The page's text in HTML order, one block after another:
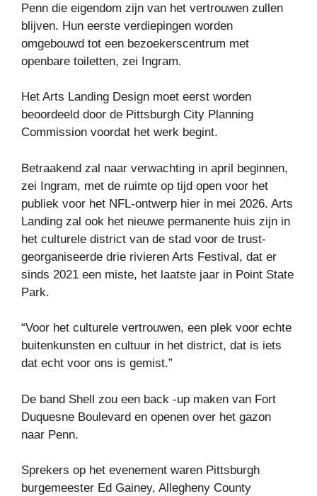
Penn die eigendom zijn van het vertrouwen zullen
blijven. Hun eerste verdiepingen worden
omgebouwd tot een bezoekerscentrum met
openbare toiletten, zei Ingram.
Het Arts Landing Design moet eerst worden
beoordeeld door de Pittsburgh City Planning
Commission voordat het werk begint.
Betraakend zal naar verwachting in april beginnen,
zei Ingram, met de ruimte op tijd open voor het
publiek voor het NFL-ontwerp hier in mei 2026. Arts
Landing zal ook het nieuwe permanente huis zijn in
het culturele district van de stad voor de trust-
georganiseerde drie rivieren Arts Festival, dat er
sinds 2021 een miste, het laatste jaar in Point State
Park.
“Voor het culturele vertrouwen, een plek voor echte
buitenkunsten en cultuur in het district, dat is iets
dat echt voor ons is gemist.”
De band Shell zou een back -up maken van Fort
Duquesne Boulevard en openen over het gazon
naar Penn.
Sprekers op het evenement waren Pittsburgh
burgemeester Ed Gainey, Allegheny County